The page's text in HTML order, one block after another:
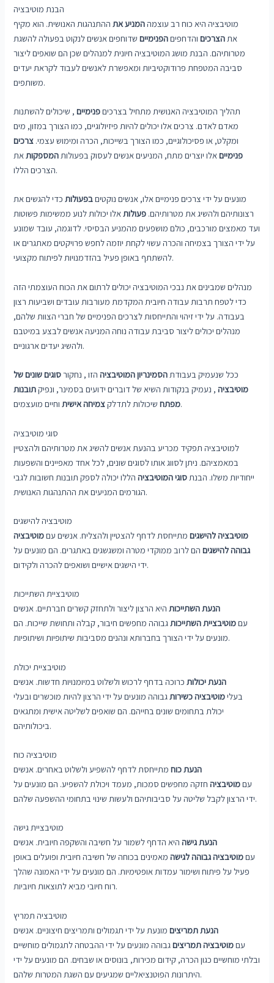
הבנת מוטיבציה
מוטיבציה היא כוח רב עוצמההמניע אתההתנהגות האנושית. הוא מקיף
את הצרכיםוהדחפיםהפנימייםשדוחפים אנשים לנקוט בפעולה להשגת
מטרותיהם. הבנת מושג המוטיבציה חיונית למנהלים שכן הם שואפים ליצור
סביבה המטפחת פרודוקטיביות ומאפשרת לאנשים לעבוד לקראת יעדים
משותפים.
תהליך המוטיבציה האנושית מתחיל בצרכיםפנימיים, שיכולים להשתנות
מאדם לאדם. צרכים אלו יכולים להיות פיזיולוגיים, כמו הצורך במזון, מים
ומקלט, או פסיכולוגיים, כמו הצורך בשייכות, הכרה ומימוש עצמי. צרכים
פנימייםאלו יוצרים מתח, המניעים אנשים לעסוק בפעולותהמספקותאת
הצרכים הללו.
מונעים על ידי צרכים פנימיים אלו, אנשים נוקטיםבפעולותכדי להגשים את
רצונותיהם ולהשיג את מטרותיהם. פעולותאלו יכולות לנוע ממשימות פשוטות
ועד מאמצים מורכבים, כולם מושפעים מהמניע הבסיסי. לדוגמה, עובד שמונע
על ידי הצורך בצמיחה והכרה עשוי לקחת יוזמה לחפש פרויקטים מאתגרים או
להשתתף באופן פעיל בהזדמנויות לפיתוח מקצועי.
מנהלים שמבינים את נבכי המוטיבציה יכולים לרתום את הכוח העוצמתי הזה
כדי לטפח תרבות עבודה חיובית המקדמת מעורבות עובדים ושביעות רצון
בעבודה. על ידי זיהוי והתייחסות לצרכים הפנימיים של חברי הצוות שלהם,
מנהלים יכולים ליצור סביבת עבודה נוחה המניעה אנשים לבצע במיטבם
ולהשיג יעדים ארגוניים.
ככל שנעמיק בעבודתהסמינריון המוטיבציההזו , נחקורסוגים שונים של
מוטיבציה, נעמיק בנקודות השיא של דוברים ידועים בסמינר, ונפיקתובנות
מפתחשיכולות לתדלקצמיחה אישית וחיים מועצמים.
סוגי מוטיבציה
למוטיבציה תפקיד מכריע בהנעת אנשים להשיג את מטרותיהם ולהצטיין
במאמציהם. ניתן לסווג אותו לסוגים שונים, לכל אחד מאפיינים והשפעות
ייחודיות משלו. הבנת סוגי המוטיבציההללו יכולה לספק תובנות חשובות לגבי
הגורמים המניעים את ההתנהגות האנושית.
מוטיבציה להישגים
מוטיבציה להישגיםמתייחסת לדחף להצטיין ולהצליח. אנשים עםמוטיבציה
גבוהה להישגיםהם לרוב ממוקדי מטרה ומשגשגים באתגרים. הם מונעים על
ידי הישגים אישיים ושואפים להכרה ולקידום.
מוטיבציית השתייכות
הנעת השתייכותהיא הרצון ליצור ולתחזק קשרים חברתיים. אנשים
עםמוטיבציית השתייכותגבוהה מחפשים חיבור, קבלה ותחושת שייכות. הם
מונעים על ידי הצורך בחברותא ונהנים מסביבות שיתופיות ושיתופיות.
מוטיבציית יכולת
הנעת יכולותכרוכה בדחף לרכוש ולשלוט במיומנויות חדשות. אנשים
בעלימוטיבציה כשירותגבוהה מונעים על ידי הרצון להיות מוכשרים ובעלי
יכולת בתחומים שונים בחייהם. הם שואפים לשליטה אישית ומתגאים
ביכולותיהם.
מוטיבציה כוח
הנעת כוחמתייחסת לדחף להשפיע ולשלוט באחרים. אנשים
עםמוטיבציהחזקה מחפשים סמכות, מעמד ויכולת להשפיע. הם מונעים על
ידי הרצון לקבל שליטה על סביבותיהם ולעשות שינוי בתחומי ההשפעה שלהם.
מוטיבציית גישה
הנעת גישההיא הדחף לשמור על חשיבה והשקפה חיובית. אנשים
עםמוטיבציה גבוהה לגישהמאמינים בכוחה של חשיבה חיובית ופועלים באופן
פעיל על פיתוח ושימור עמדות אופטימיות. הם מונעים על ידי האמונה שהלך
רוח חיובי מביא לתוצאות חיוביות.
מוטיבציה תמריץ
הנעת תמריציםמונעת על ידי תגמולים ותמריצים חיצוניים. אנשים
עםמוטיבציה תמריציםגבוהה מונעים על ידי ההבטחה לתגמולים מוחשיים
ובלתי מוחשיים כגון הכרה, קידום מכירות, בונוסים או שבחים. הם מונעים על ידי
היתרונות הפוטנציאליים שמגיעים עם השגת המטרות שלהם.